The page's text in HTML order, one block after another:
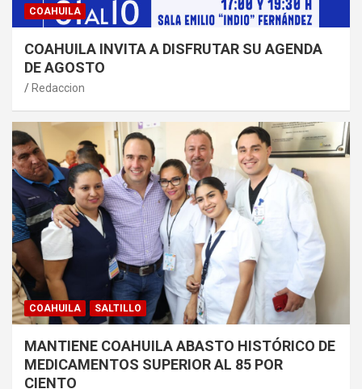
COAHUILA
COAHUILA INVITA A DISFRUTAR SU AGENDA
DE AGOSTO
Redaccion
COAHUILA SALTILLO
MANTIENE COAHUILA ABASTO HISTÓRICO DE
MEDICAMENTOS SUPERIOR AL 85 POR
CIENTO